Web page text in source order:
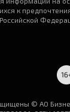
к
© АО